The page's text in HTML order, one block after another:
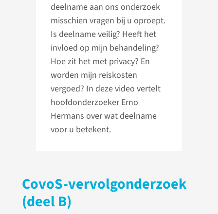
deelname aan ons onderzoek
misschien vragen bij u oproept.
Is deelname veilig? Heeft het
invloed op mijn behandeling?
Hoe zit het met privacy? En
worden mijn reiskosten
vergoed? In deze video vertelt
hoofdonderzoeker Erno
Hermans over wat deelname
voor u betekent.
CovoS-vervolgonderzoek
(deel B)